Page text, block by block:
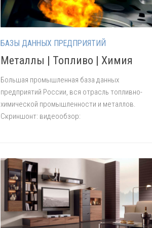
БАЗЫ ДАННЫХ ПРЕДПРИЯТИЙ
Металлы | Топливо | Химия
Большая промышленная база данных
предприятий России, вся отрасль топливно-
химической промышленности и металлов.
Скриншонт: видеообзор: